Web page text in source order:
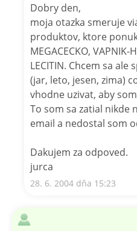
Dobry den,
moja otazka smeruje
produktov, ktore
MEGACECKO, VAPNIK-
LECITIN. Chcem sa
(jar, leto, jesen, zima)
vhodne uzivat, aby
To som sa zatial nikde
email a nedostal som
Dakujem za odpoved.
jurca
28. 6. 2004 dňa 15:23